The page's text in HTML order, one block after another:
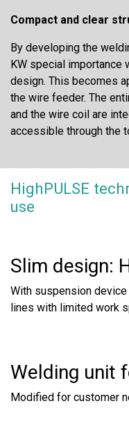
Compact and clear
By developing the
KW special importance
design. This becomes
the wire feeder. The
and the wire coil are
accessible through the
HighPULSE
use
Slim design:
With suspension
lines with limited work
Welding unit
Modified for customer